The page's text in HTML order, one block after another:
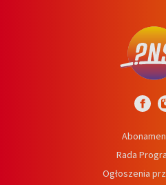
Rada
Ogłoszenia